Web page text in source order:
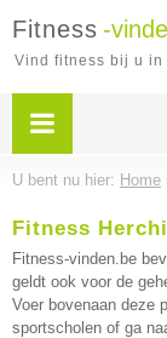
Fitness -
Vind fitness bij u in
U bent nu hier: Home
Fitness
Fitness-vinden.be
geldt ook voor de
Voer bovenaan deze
sportscholen of ga